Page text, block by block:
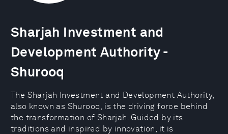
Sharjah Investment and
Development Authority -
Shurooq
The Sharjah Investment and Development Authority,
also known as Shurooq, is the driving force behind
the transformation of Sharjah. Guided by its
traditions and inspired by innovation, it is